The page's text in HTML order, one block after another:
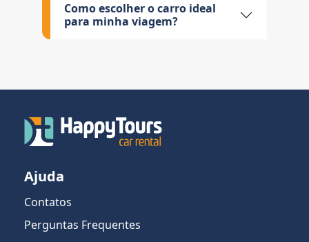
Como escolher o carro ideal
para minha viagem?
Ajuda
Contatos
Perguntas Frequentes